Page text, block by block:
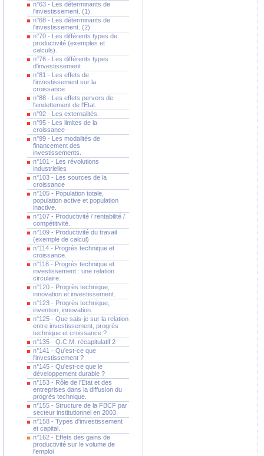
n°63 - Les déterminants de
l'investissement. (1).
n°68 - Les déterminants de
l'investissement. (2)
n°70 - Les différents types de
productivité (exemples et
calculs).
n°76 - Les différents types
d'investissement
n°81 - Les effets de
l'investissement sur la
croissance.
n°88 - Les effets pervers de
l'endettement de l'Etat.
n°92 - Les externalités.
n°95 - Les limites de la
croissance
n°99 - Les modalités de
financement des
investissements.
n°101 - Les révolutions
industrielles
n°103 - Les sources de la
croissance
n°105 - Population totale,
population active et population
inactive.
n°107 - Productivité / rentabilité /
compétitivité.
n°109 - Productivité du travail
(exemple de calcul)
n°114 - Progrès technique et
croissance.
n°118 - Progrès technique et
investissement : une relation
circulaire.
n°120 - Progrès technique,
innovation et investissement.
n°123 - Progrès technique,
invention, innovation.
n°125 - Que sais-je sur la relation
entre investissement, progrès
technique et croissance ?
n°135 - Q.C.M. récapitulatif 2
n°141 - Qu'est-ce que
l'investissement ?
n°145 - Qu'est-ce que le
développement durable ?
n°153 - Rôle de l'Etat et des
entreprises dans la diffusion du
progrès technique.
n°155 - Structure de la FBCF par
secteur institutionnel en 2003.
n°158 - Types d'investissement
et capital.
n°162 - Effets des gains de
productivité sur le volume de
l'emploi